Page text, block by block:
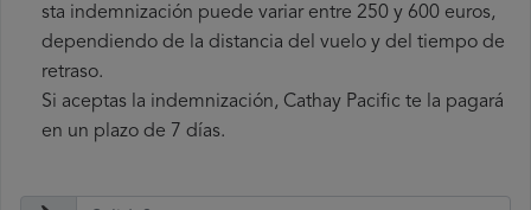
sta indemnización puede variar entre 250 y 600 euros,
dependiendo de la distancia del vuelo y del tiempo de
retraso.
Si aceptas la indemnización, Cathay Pacific te la pagará
en un plazo de 7 días.